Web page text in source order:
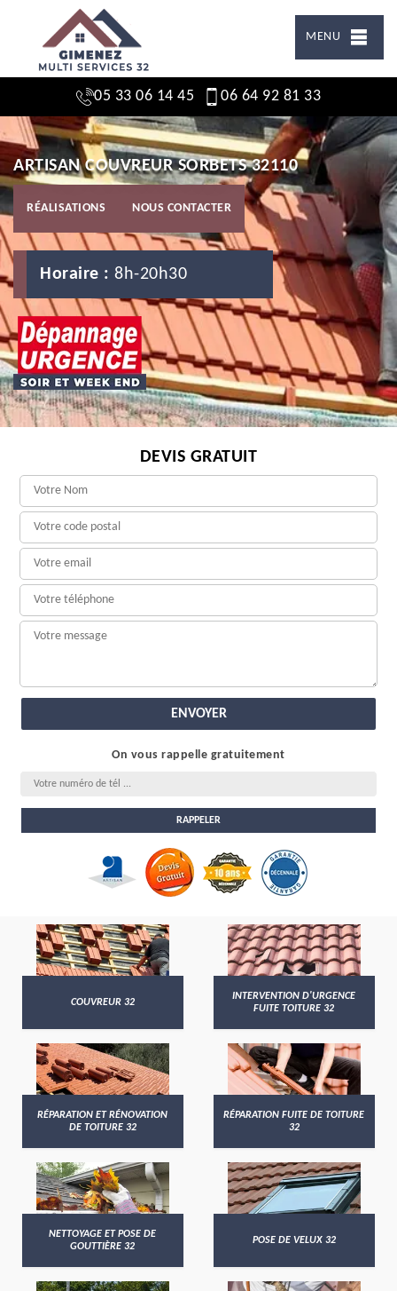
MENU
05 33 06 14 45 06 64 92 81 33
ARTISAN COUVREUR SORBETS 32110
RÉALISATIONS NOUS CONTACTER
Horaire : 8h-20h30
DEVIS GRATUIT
On vous rappelle gratuitement
COUVREUR 32
INTERVENTION D'URGENCE
FUITE TOITURE 32
RÉPARATION ET RÉNOVATION
DE TOITURE 32
RÉPARATION FUITE DE TOITURE
32
NETTOYAGE ET POSE DE
GOUTTIÈRE 32
POSE DE VELUX 32